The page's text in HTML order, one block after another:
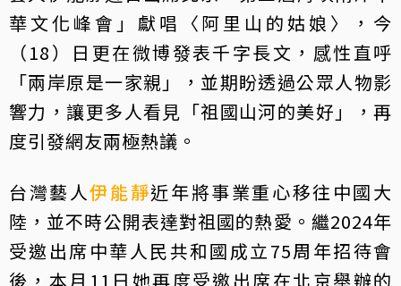
華文化峰會」獻唱〈阿里山的姑娘〉，今
（18）日更在微博發表千字長文，感性直呼
「兩岸原是一家親」，並期盼透過公眾人物影
響力，讓更多人看見「祖國山河的美好」，再
度引發網友兩極熱議。
台灣藝人伊能靜近年將事業重心移往中國大
陸，並不時公開表達對祖國的熱愛。繼2024年
受邀出席中華人民共和國成立75周年招待會
後，本月11日她再度受邀出席在北京舉辦的